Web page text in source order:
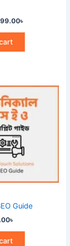
৳
Guide
.
৳
Current
price
is:
99.00৳ .